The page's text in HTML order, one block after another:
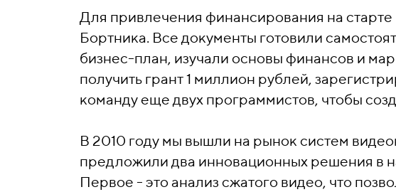
Для привлечения финансирования на
Бортника. Все документы готовили
бизнес-план, изучали основы финансов и
получить грант 1 миллион рублей,
команду еще двух программистов, чтобы
В 2010 году мы вышли на рынок систем
предложили два инновационных решения в
Первое - это анализ сжатого видео, что